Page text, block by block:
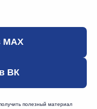
МАХ
ВК
полезный материал